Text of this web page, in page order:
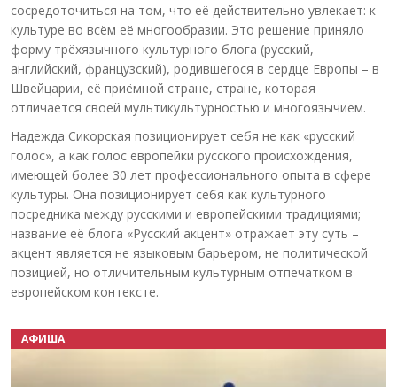
сосредоточиться на том, что её действительно увлекает: к
культуре во всём её многообразии. Это решение приняло
форму трёхязычного культурного блога (русский,
английский, французский), родившегося в сердце Европы – в
Швейцарии, её приёмной стране, стране, которая
отличается своей мультикультурностью и многоязычием.
Надежда Сикорская позиционирует себя не как «русский
голос», а как голос европейки русского происхождения,
имеющей более 30 лет профессионального опыта в сфере
культуры. Она позиционирует себя как культурного
посредника между русскими и европейскими традициями;
название её блога «Русский акцент» отражает эту суть –
акцент является не языковым барьером, не политической
позицией, но отличительным культурным отпечатком в
европейском контексте.
АФИША